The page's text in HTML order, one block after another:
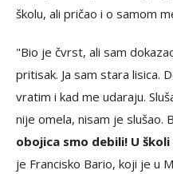
školu, ali pričao i o samom
"Bio je čvrst, ali sam
pritisak. Ja sam stara lisica.
vratim i kad me udaraju.
nije omela, nisam je slušao.
obojica smo debili! U
je Francisko Bario, koji je u